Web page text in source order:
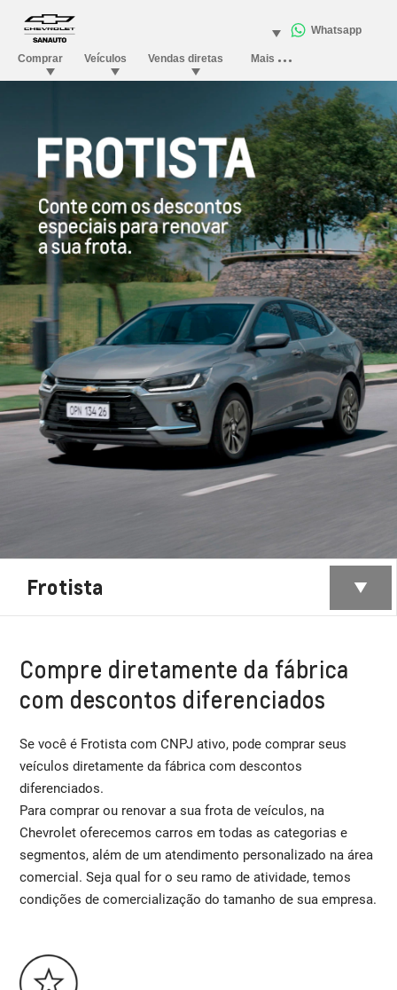
Frotista
Compre diretamente da fábrica
com descontos diferenciados
Se você é Frotista com CNPJ ativo, pode comprar seus
veículos diretamente da fábrica com descontos
diferenciados.
Para comprar ou renovar a sua frota de veículos, na
Chevrolet oferecemos carros em todas as categorias e
segmentos, além de um atendimento personalizado na área
comercial. Seja qual for o seu ramo de atividade, temos
condições de comercialização do tamanho de sua empresa.